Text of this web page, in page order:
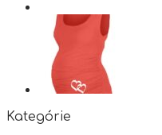
Kategórie